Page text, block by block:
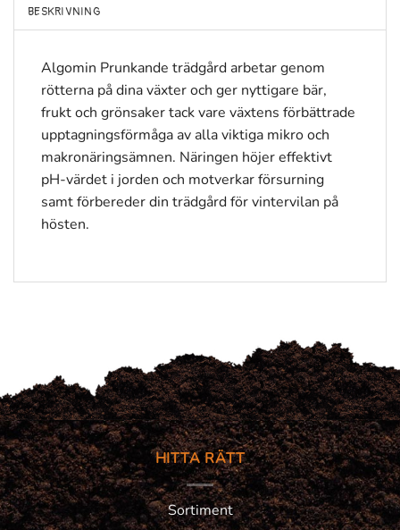
BESKRIVNING
Algomin Prunkande trädgård arbetar genom
rötterna på dina växter och ger nyttigare bär,
frukt och grönsaker tack vare växtens förbättrade
upptagningsförmåga av alla viktiga mikro och
makronäringsämnen. Näringen höjer effektivt
pH-värdet i jorden och motverkar försurning
samt förbereder din trädgård för vintervilan på
hösten.
HITTA RÄTT
Sortiment